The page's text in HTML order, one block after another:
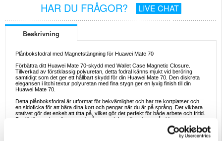
HAR DU FRÅGOR? LIVE CHAT
Beskrivning
Plånboksfodral med Magnetstängning för Huawei Mate 70
Förbättra ditt Huawei Mate 70-skydd med Wallet Case Magnetic Closure.
Tillverkad av förstklassig polyuretan, detta fodral känns mjukt vid beröring
samtidigt som det ger ett hållbart skydd för din Huawei Mate 70. Den diskreta
elegansen i litchi textur polyuretan med fina stygn ger en lyxig finish till din
Huawei Mate 70.
Detta plånboksfodral är utformat för bekvämlighet och har tre kortplatser och
en sidoficka för att bära dina kort och pengar när du är på språng. Det vikbara
stativet gör det enkelt att titta på, vilket gör det perfekt för både arbete och fritid.
Det lättöppnade spännet med två magnetiska stängningar på sidorna
Det här fodralet ger inte bara ett oöverträffat skydd, utan har också speciella